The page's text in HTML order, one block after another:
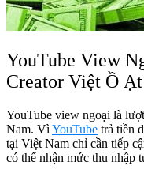
YouTube View
Creator Việt Ồ
YouTube view ngoại là
Nam. VìYouTube trả tiền
tại Việt Nam chỉ cần tiếp
có thể nhận mức thu nhập